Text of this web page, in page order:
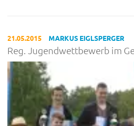
21.05.2015 MARKUS EIGLSPERGER
Reg. Jugendwettbewerb im